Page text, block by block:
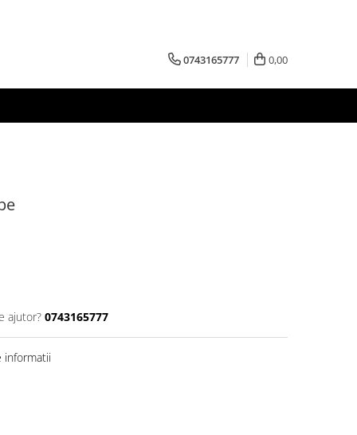
0743165777 0,00
ajutor? 0743165777
informatii